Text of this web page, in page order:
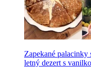
Zapekané
letný dezert s